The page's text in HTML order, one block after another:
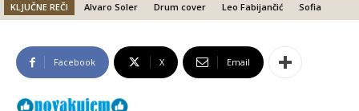
KLJUČNE REČI Alvaro Soler Drum cover Leo Fabijančić Sofia
Facebook X Email